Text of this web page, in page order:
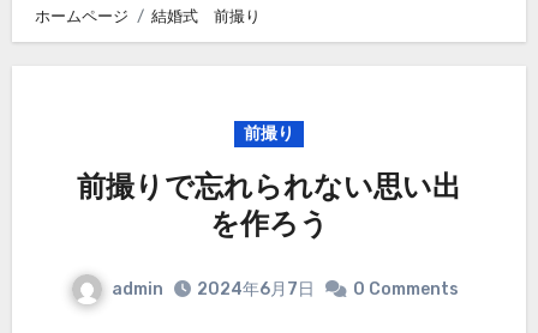
ホームページ 結婚式 前撮り
前撮り
前撮りで忘れられない思い出
を作ろう
admin 2024年6月7日 0 Comments